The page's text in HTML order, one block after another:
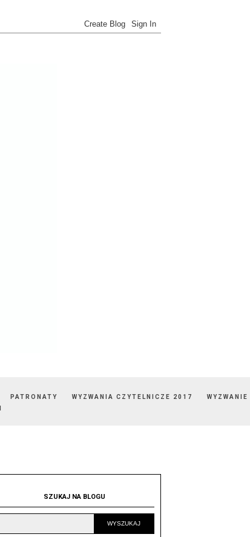
PATRONATY WYZWANIA CZYTELNICZE 2017
WYZWANIE
SZUKAJ NA BLOGU